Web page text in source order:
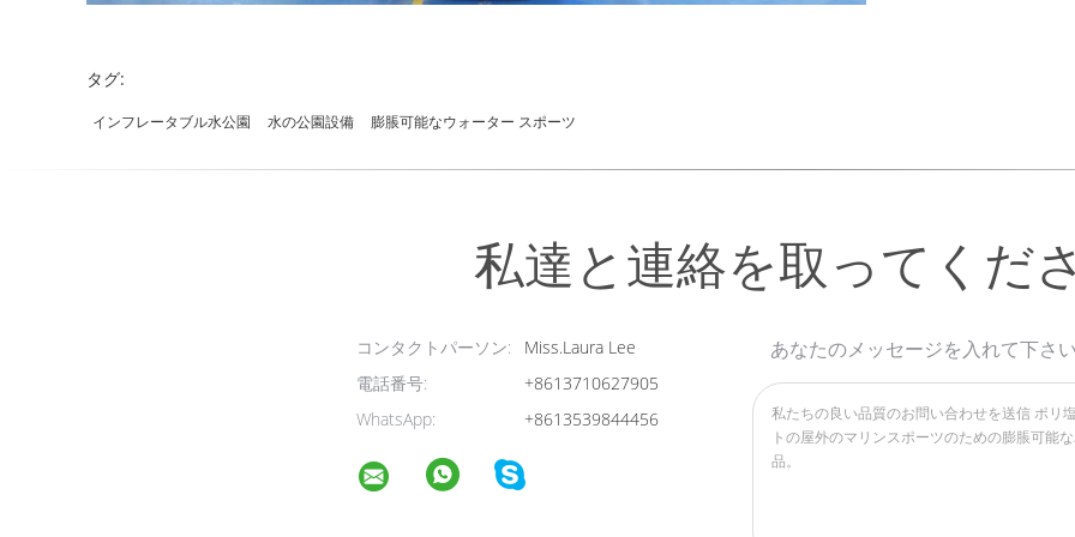
タグ:
インフレータブル水公園 水の公園設備 膨脹可能なウォーター スポーツ
私達と連絡を取ってくだ
コンタクトパーソン:
Miss.Laura Lee
電話番号:
+8613710627905
WhatsApp:
+8613539844456
あなたのメッセージを入れて下さ